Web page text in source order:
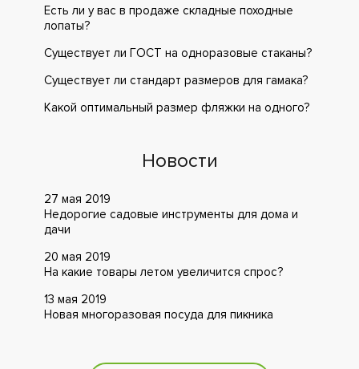
Есть ли у вас в продаже складные походные
лопаты?
Существует ли ГОСТ на одноразовые стаканы?
Существует ли стандарт размеров для гамака?
Какой оптимальный размер фляжки на одного?
Новости
27 мая 2019
Недорогие садовые инструменты для дома и
дачи
20 мая 2019
На какие товары летом увеличится спрос?
13 мая 2019
Новая многоразовая посуда для пикника